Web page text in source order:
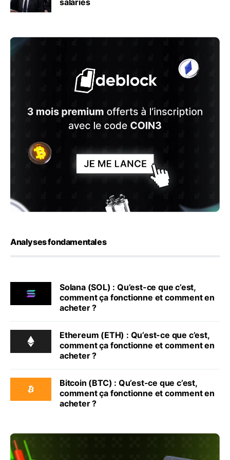
Analyses fondamentales
Solana (SOL) : Qu’est-ce que c’est,
comment ça fonctionne et comment en
acheter ?
Ethereum (ETH) : Qu’est-ce que c’est,
comment ça fonctionne et comment en
acheter ?
Bitcoin (BTC) : Qu’est-ce que c’est,
comment ça fonctionne et comment en
acheter ?